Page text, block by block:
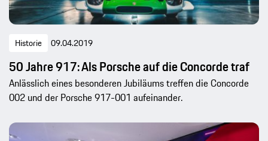
Historie 09.04.2019
50 Jahre 917: Als Porsche auf die Concorde traf
Anlässlich eines besonderen Jubiläums treffen die Concorde
002 und der Porsche 917-001 aufeinander.